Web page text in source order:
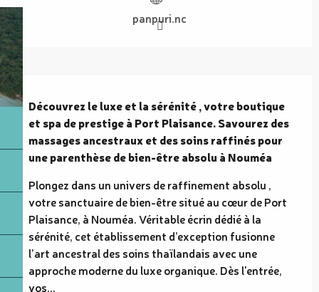
panpuri.nc
Description
Découvrez le luxe et la sérénité , votre boutique
et spa de prestige à Port Plaisance. Savourez des
massages ancestraux et des soins raffinés pour
une parenthèse de bien-être absolu à Nouméa
Plongez dans un univers de raffinement absolu ,
votre sanctuaire de bien-être situé au cœur de Port
Plaisance, à Nouméa. Véritable écrin dédié à la
sérénité, cet établissement d’exception fusionne
l’art ancestral des soins thaïlandais avec une
approche moderne du luxe organique. Dès l'entrée,
vos...